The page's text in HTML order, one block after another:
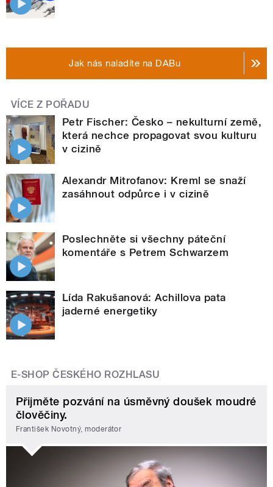
Jak nás naladíte na DABu
VÍCE Z POŘADU
Petr Fischer: Česko – nekulturní země,
která nechce propagovat svou kulturu
v cizině
Alexandr Mitrofanov: Kreml se snaží
zasáhnout odpůrce i v cizině
Poslechněte si všechny páteční
komentáře s Petrem Schwarzem
Lída Rakušanová: Achillova pata
jaderné energetiky
E-SHOP ČESKÉHO ROZHLASU
Přijměte pozvání na úsměvný doušek moudré
člověčiny.
František Novotný, moderátor